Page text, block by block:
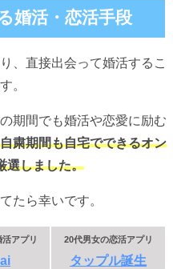
婚活・恋活手段
、直接出会って婚活するこ
。
期間でも婚活や恋愛に励む
粛期間も自宅でできるオン
選しました。
たら幸いです。
アプリ 20代男女の恋活アプリ
タップル誕生